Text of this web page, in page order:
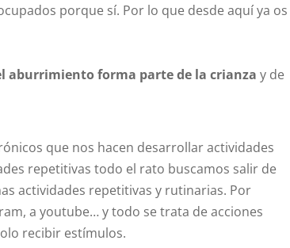
porque sí. Por lo que desde aquí ya os
aburrimiento forma parte de la crianza y de
que nos hacen desarrollar actividades
repetitivas todo el rato buscamos salir de
actividades repetitivas y rutinarias. Por
a youtube… y todo se trata de acciones
recibir estímulos.